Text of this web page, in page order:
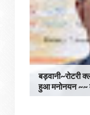
बड़वानी~रोटरी
हुआ मनोनयन ~~